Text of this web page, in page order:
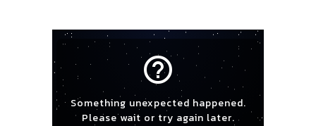
help_outline
Something unexpected happened.
Please wait or try again later.